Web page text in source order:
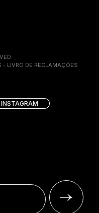
- LIVRO DE RECLAMAÇÕES
INSTAGRAM